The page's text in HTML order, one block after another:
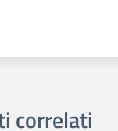
correlati